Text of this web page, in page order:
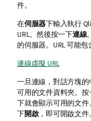
件。
在伺服器下輸入執行
URL。然後按一下連線
的伺服器。URL 可能包
連線虛擬 URL
一旦連線，對話方塊
可用的文件資料夾。
下就會顯示可用的文
下開啟，即可開啟文件。